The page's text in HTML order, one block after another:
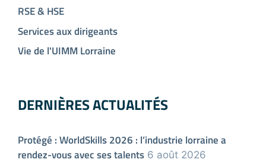
RSE & HSE
Services aux dirigeants
Vie de l'UIMM Lorraine
DERNIÈRES ACTUALITÉS
Protégé : WorldSkills 2026 : l’industrie lorraine a
rendez-vous avec ses talents 6 août 2026